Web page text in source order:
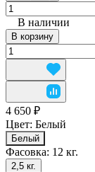
В наличии
В корзину
4 650 ₽
Цвет: Белый
Белый
Фасовка: 12 кг.
2,5 кг.